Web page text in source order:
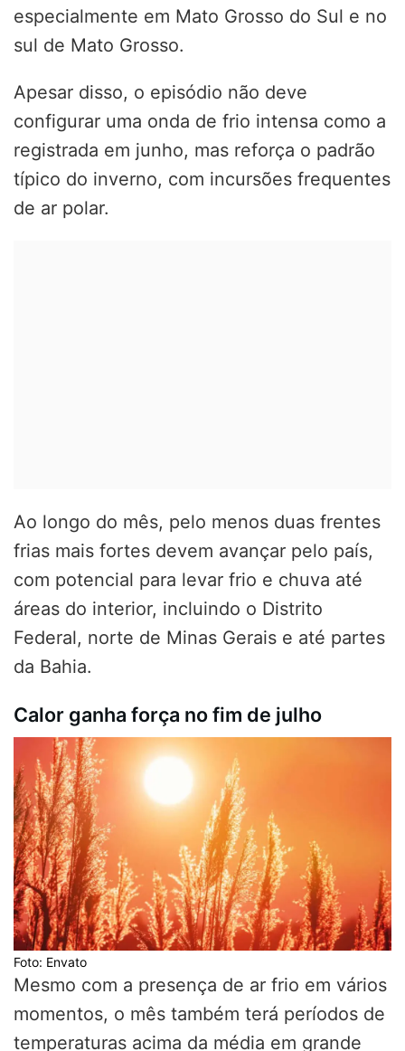
especialmente em Mato Grosso do Sul e no
sul de Mato Grosso.
Apesar disso, o episódio não deve
configurar uma onda de frio intensa como a
registrada em junho, mas reforça o padrão
típico do inverno, com incursões frequentes
de ar polar.
Ao longo do mês, pelo menos duas frentes
frias mais fortes devem avançar pelo país,
com potencial para levar frio e chuva até
áreas do interior, incluindo o Distrito
Federal, norte de Minas Gerais e até partes
da Bahia.
Calor ganha força no fim de julho
Foto: Envato
Mesmo com a presença de ar frio em vários
momentos, o mês também terá períodos de
temperaturas acima da média em grande